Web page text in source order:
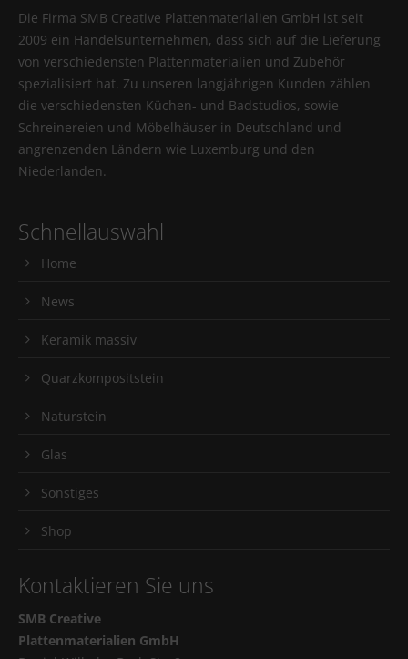
Die Firma SMB Creative Plattenmaterialien GmbH ist seit
2009 ein Handelsunternehmen, dass sich auf die Lieferung
von verschiedensten Plattenmaterialien und Zubehör
spezialisiert hat. Zu unseren langjährigen Kunden zählen
die verschiedensten Küchen- und Badstudios, sowie
Schreinereien und Möbelhäuser in Deutschland und
angrenzenden Ländern wie Luxemburg und den
Niederlanden.
Schnellauswahl
Home
News
Keramik massiv
Quarzkompositstein
Naturstein
Glas
Sonstiges
Shop
Kontaktieren Sie uns
SMB Creative
Plattenmaterialien GmbH